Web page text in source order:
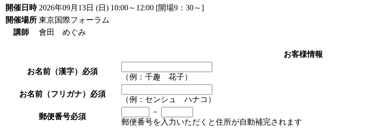
開催日時 2026年09月13日 (日) 10:00～12:00 [開場9：30～]
開催場所 東京国際フォーラム
講師
會田 めぐみ
お客様情報
お名前（漢字） 必須
（例：千趣 花子）
お名前（フリガナ） 必須
（例：センシュ ハナコ）
郵便番号必須
－
郵便番号を入力いただくと住所が自動補完されます